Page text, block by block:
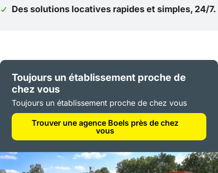
Des solutions locatives rapides et simples, 24/7.
Toujours un établissement proche de
chez vous
Toujours un établissement proche de chez vous
Trouver une agence Boels près de chez
vous